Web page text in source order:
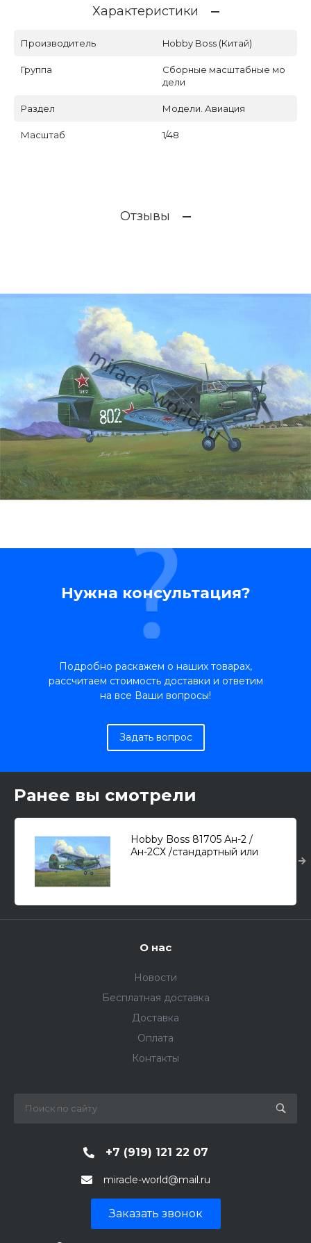
Характеристики
Производитель Hobby Boss (Китай)
Группа
Сборные масштабные мо
дели
Раздел Модели. Авиация
Масштаб 1/48
Отзывы
Нужна консультация?
Подробно раскажем о наших товарах,
рассчитаем стоимость доставки и ответим
на все Ваши вопросы!
Задать вопрос
Ранее вы смотрели
Hobby Boss 81705 Ан-2 /
Ан-2СХ /стандартный или
О нас
Новости
Бесплатная доставка
Доставка
Оплата
Контакты
+7 (919) 121 22 07
miracle-world@mail.ru
Заказать звонок